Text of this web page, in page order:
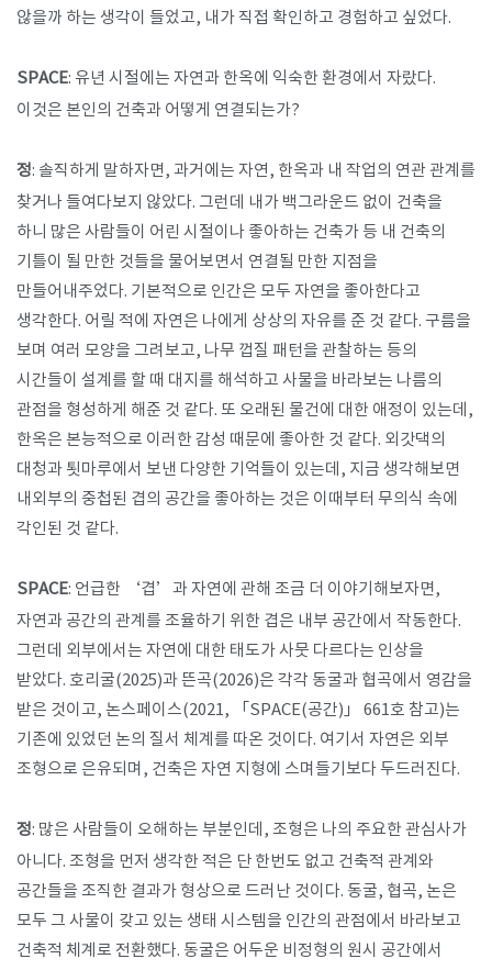
않을까 하는 생각이 들었고, 내가 직접 확인하고 경험하고 싶었다.
SPACE: 유년 시절에는 자연과 한옥에 익숙한 환경에서 자랐다.
이것은 본인의 건축과 어떻게 연결되는가?
정: 솔직하게 말하자면, 과거에는 자연, 한옥과 내 작업의 연관 관계를
찾거나 들여다보지 않았다. 그런데 내가 백그라운드 없이 건축을
하니 많은 사람들이 어린 시절이나 좋아하는 건축가 등 내 건축의
기틀이 될 만한 것들을 물어보면서 연결될 만한 지점을
만들어내주었다. 기본적으로 인간은 모두 자연을 좋아한다고
생각한다. 어릴 적에 자연은 나에게 상상의 자유를 준 것 같다. 구름을
보며 여러 모양을 그려보고, 나무 껍질 패턴을 관찰하는 등의
시간들이 설계를 할 때 대지를 해석하고 사물을 바라보는 나름의
관점을 형성하게 해준 것 같다. 또 오래된 물건에 대한 애정이 있는데,
한옥은 본능적으로 이러한 감성 때문에 좋아한 것 같다. 외갓댁의
대청과 툇마루에서 보낸 다양한 기억들이 있는데, 지금 생각해보면
내외부의 중첩된 겹의 공간을 좋아하는 것은 이때부터 무의식 속에
각인된 것 같다.
SPACE: 언급한 ‘겹’과 자연에 관해 조금 더 이야기해보자면,
자연과 공간의 관계를 조율하기 위한 겹은 내부 공간에서 작동한다.
그런데 외부에서는 자연에 대한 태도가 사뭇 다르다는 인상을
받았다. 호리굴(2025)과 뜬곡(2026)은 각각 동굴과 협곡에서 영감을
받은 것이고, 논스페이스(2021, 「SPACE(공간)」 661호 참고)는
기존에 있었던 논의 질서 체계를 따온 것이다. 여기서 자연은 외부
조형으로 은유되며, 건축은 자연 지형에 스며들기보다 두드러진다.
정: 많은 사람들이 오해하는 부분인데, 조형은 나의 주요한 관심사가
아니다. 조형을 먼저 생각한 적은 단 한번도 없고 건축적 관계와
공간들을 조직한 결과가 형상으로 드러난 것이다. 동굴, 협곡, 논은
모두 그 사물이 갖고 있는 생태 시스템을 인간의 관점에서 바라보고
건축적 체계로 전환했다. 동굴은 어두운 비정형의 원시 공간에서